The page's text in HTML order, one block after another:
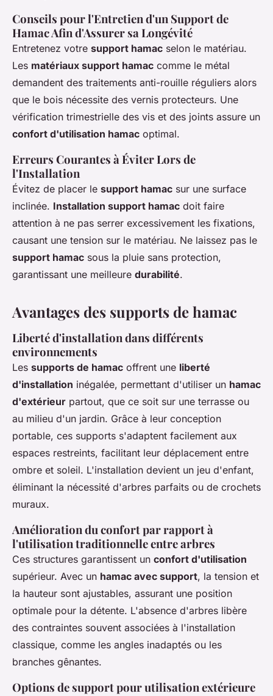
Conseils pour l'Entretien d'un Support de
Hamac Afin d'Assurer sa Longévité
Entretenez votre support hamac selon le matériau.
Les matériaux support hamac comme le métal
demandent des traitements anti-rouille réguliers alors
que le bois nécessite des vernis protecteurs. Une
vérification trimestrielle des vis et des joints assure un
confort d'utilisation hamac optimal.
Erreurs Courantes à Éviter Lors de
l'Installation
Évitez de placer le support hamac sur une surface
inclinée. Installation support hamac doit faire
attention à ne pas serrer excessivement les fixations,
causant une tension sur le matériau. Ne laissez pas le
support hamac sous la pluie sans protection,
garantissant une meilleure durabilité.
Avantages des supports de hamac
Liberté d'installation dans différents
environnements
Les supports de hamac offrent une liberté
d'installation inégalée, permettant d'utiliser un hamac
d'extérieur partout, que ce soit sur une terrasse ou
au milieu d'un jardin. Grâce à leur conception
portable, ces supports s'adaptent facilement aux
espaces restreints, facilitant leur déplacement entre
ombre et soleil. L'installation devient un jeu d'enfant,
éliminant la nécessité d'arbres parfaits ou de crochets
muraux.
Amélioration du confort par rapport à
l'utilisation traditionnelle entre arbres
Ces structures garantissent un confort d'utilisation
supérieur. Avec un hamac avec support, la tension et
la hauteur sont ajustables, assurant une position
optimale pour la détente. L'absence d'arbres libère
des contraintes souvent associées à l'installation
classique, comme les angles inadaptés ou les
branches gênantes.
Options de support pour utilisation extérieure